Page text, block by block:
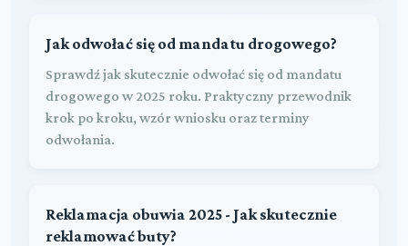
Jak odwołać się od mandatu drogowego?
Sprawdź jak skutecznie odwołać się od mandatu
drogowego w 2025 roku. Praktyczny przewodnik
krok po kroku, wzór wniosku oraz terminy
odwołania.
Reklamacja obuwia 2025 - Jak skutecznie
reklamować buty?